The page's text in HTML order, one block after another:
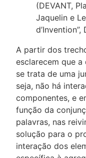
(DEVANT,
Jaquelin e
A partir dos
esclarecem que
se trata de uma
seja, não há
componentes, e
função da
palavras, nas
solução para o
interação dos